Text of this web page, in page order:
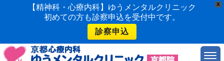
X
【精神科・心療内科】ゆうメンタルクリニック
初めての方も診察申込を受付中です。
診察申込